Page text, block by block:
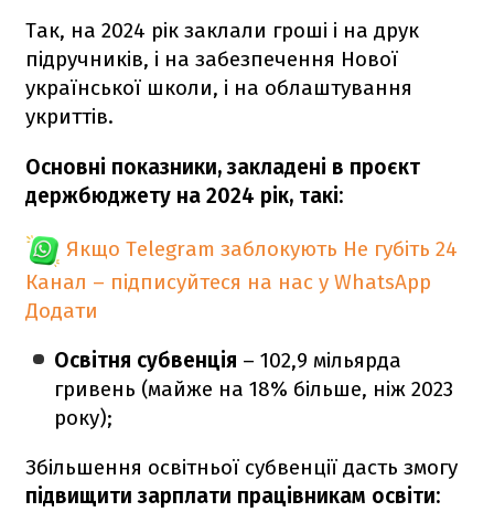
Так, на 2024 рік заклали гроші і на друк
підручників, і на забезпечення Нової
української школи, і на облаштування
укриттів.
Основні показники, закладені в проєкт
держбюджету на 2024 рік, такі:
Якщо Telegram заблокують Не губіть 24
Канал – підписуйтеся на нас у WhatsApp
Додати
Освітня субвенція – 102,9 мільярда
гривень (майже на 18% більше, ніж 2023
року);
Збільшення освітньої субвенції дасть змогу
підвищити зарплати працівникам освіти: